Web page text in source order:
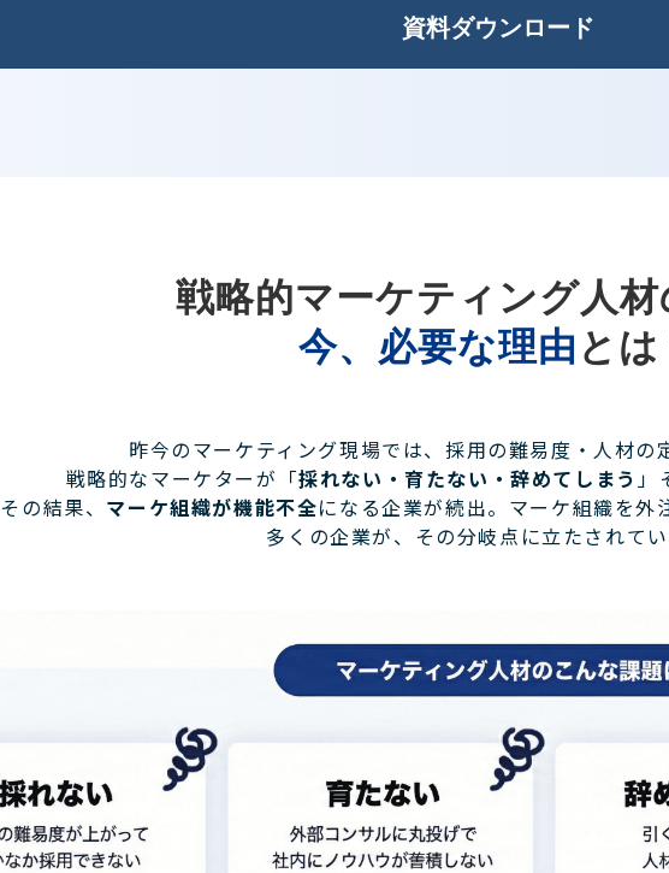
資料ダウンロード
戦略的マーケティング人
今、必要な理由 とは
昨今のマーケティング現場では、採用の難易度・人材の
戦略的なマーケターが「採れない・育たない・辞めてしまう」
その結果、 マーケ組織が機能不全になる企業が続出。マーケ組織を外
多くの企業が、その分岐点に立たされてい